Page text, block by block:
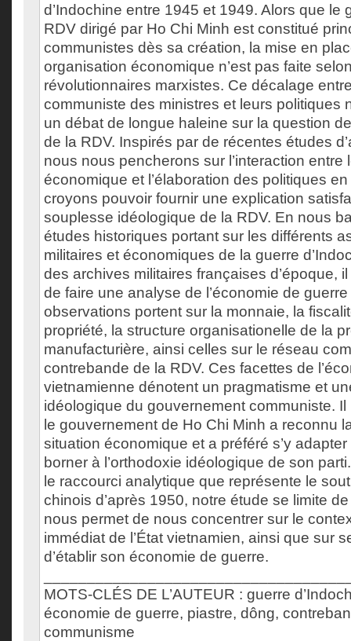
d’Indochine entre 1945 et 1949. Alors que le
RDV dirigé par Ho Chi Minh est constitué
communistes dès sa création, la mise en
organisation économique n’est pas faite
révolutionnaires marxistes. Ce décalage
communiste des ministres et leurs politiques
un débat de longue haleine sur la question
de la RDV. Inspirés par de récentes études
nous nous pencherons sur l’interaction entre
économique et l’élaboration des politiques
croyons pouvoir fournir une explication
souplesse idéologique de la RDV. En nous
études historiques portant sur les différents
militaires et économiques de la guerre
des archives militaires françaises d’époque,
de faire une analyse de l’économie de
observations portent sur la monnaie, la
propriété, la structure organisationelle de la
manufacturière, ainsi celles sur le réseau
contrebande de la RDV. Ces facettes de
vietnamienne dénotent un pragmatisme et
idéologique du gouvernement communiste.
le gouvernement de Ho Chi Minh a reconnu
situation économique et a préféré s’y
borner à l’orthodoxie idéologique de son
le raccourci analytique que représente le
chinois d’après 1950, notre étude se limite
nous permet de nous concentrer sur le
immédiat de l’État vietnamien, ainsi que sur
d’établir son économie de guerre.
MOTS-CLÉS DE L’AUTEUR : guerre
économie de guerre, piastre, dông,
communisme